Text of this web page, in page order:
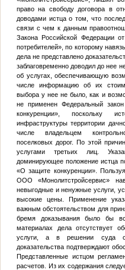
право на свободу договора в
доводами истца о том, что
связи с чем к данным
Закона Российской Федерации
потребителей», по которому
дела не представлено
заблаговременно доводил до нее
об услугах, обеспечивающую
числе информацию об их
выбора у нее не было, как и
не применен Федеральный
конкуренции», поскольку
инфраструктуры территории
числе владельцем
поселковых дорог. По этой
услугами третьих лиц.
доминирующее положение истца
«О защите конкуренции».
ООО «Монолитстройсервис»
невыгодные и ненужные услуги,
высокие цены. Применение
важным обстоятельством для
бремя доказывания было бы
материалах дела отсутствует
услуги, а в решении суда
доказательства подтверждают
Представленные истцом
расчетов. Из их содержания